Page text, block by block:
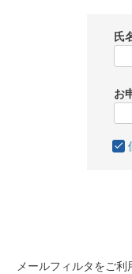
氏
お
メールフィルタをご利